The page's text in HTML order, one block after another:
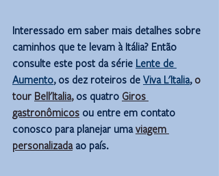
Interessado em saber mais detalhes sobre
caminhos que te levam à Itália? Então
consulte este post da série Lente de
Aumento, os dez roteiros de Viva L'Italia, o
tour Bell'Italia, os quatro Giros
gastronômicos ou entre em contato
conosco para planejar uma viagem
personalizada ao país.